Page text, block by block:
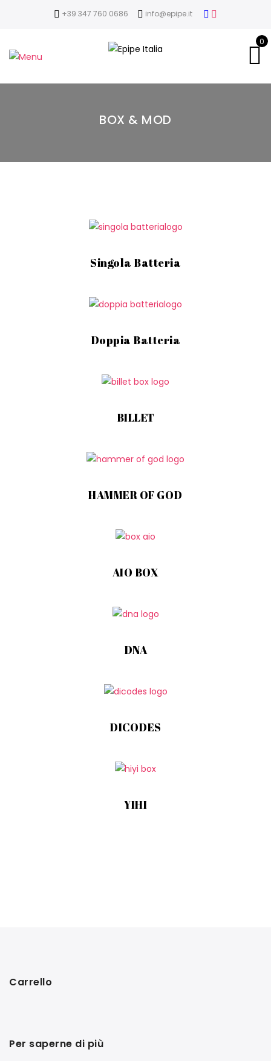
+39 347 760 0686 info@epipe.it
0
BOX & MOD
Singola Batteria
Doppia Batteria
BILLET
HAMMER OF GOD
AIO BOX
DNA
DICODES
YIHI
Carrello
Per saperne di più